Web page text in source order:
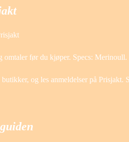
omtaler før du kjøper. Specs: Merinoull.
og les anmeldelser på Prisjakt.